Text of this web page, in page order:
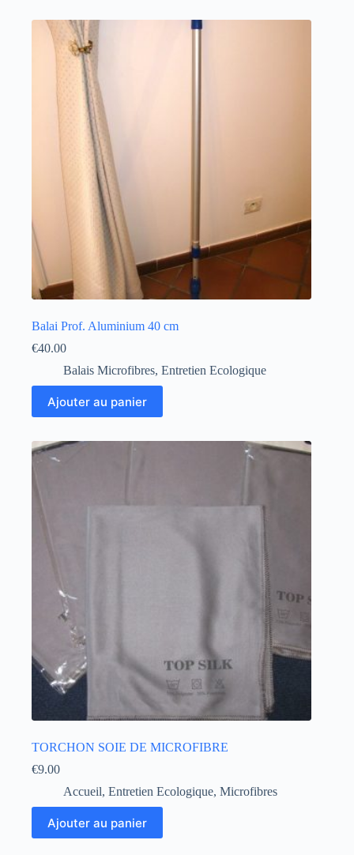
Balai Prof. Aluminium 40 cm
€40.00
Balais Microfibres, Entretien Ecologique
Ajouter au panier
TORCHON SOIE DE MICROFIBRE
€9.00
Accueil, Entretien Ecologique, Microfibres
Ajouter au panier